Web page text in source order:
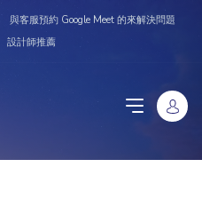
與客服預約 Google Meet 的來解決問題
設計師推薦